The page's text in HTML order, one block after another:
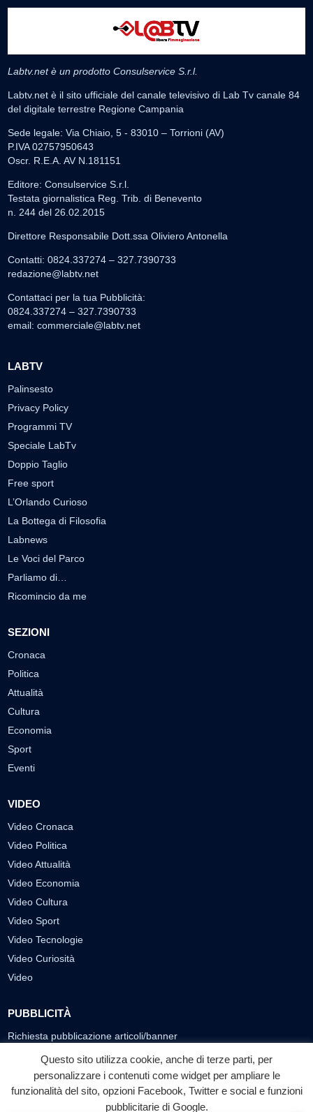
Labtv.net è un prodotto Consulservice S.r.l.
Labtv.net è il sito ufficiale del canale televisivo di Lab Tv canale 84
del digitale terrestre Regione Campania
Sede legale: Via Chiaio, 5 - 83010 – Torrioni (AV)
P.IVA 02757950643
Oscr. R.E.A. AV N.181151
Editore: Consulservice S.r.l.
Testata giornalistica Reg. Trib. di Benevento
n. 244 del 26.02.2015
Direttore Responsabile Dott.ssa Oliviero Antonella
Contatti: 0824.337274 – 327.7390733
redazione@labtv.net
Contattaci per la tua Pubblicità:
0824.337274 – 327.7390733
email: commerciale@labtv.net
LABTV
Palinsesto
Privacy Policy
Programmi TV
Speciale LabTv
Doppio Taglio
Free sport
L’Orlando Curioso
La Bottega di Filosofia
Labnews
Le Voci del Parco
Parliamo di…
Ricomincio da me
SEZIONI
Cronaca
Politica
Attualità
Cultura
Economia
Sport
Eventi
VIDEO
Video Cronaca
Video Politica
Video Attualità
Video Economia
Video Cultura
Video Sport
Video Tecnologie
Video Curiosità
Video
PUBBLICITÀ
Richiesta pubblicazione articoli/banner
SEGUICI SUI SOCIAL
f ◎ ▶
Questo sito utilizza cookie, anche di terze parti, per
personalizzare i contenuti come widget per ampliare le
funzionalità del sito, opzioni Facebook, Twitter e social e funzioni
pubblicitarie di Google.